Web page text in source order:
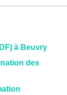
à Beuvry
des